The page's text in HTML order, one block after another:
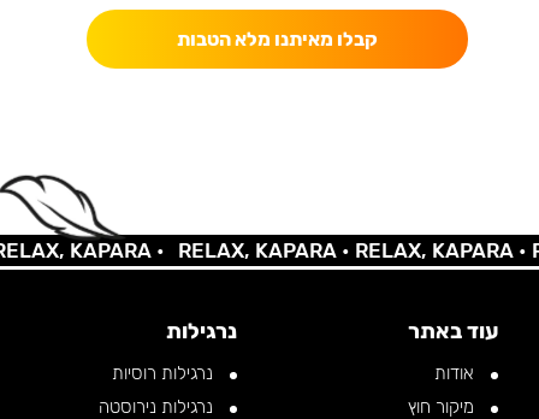
קבלו מאיתנו מלא הטבות
KAPARA • RELAX, KAPARA •RELAX, KAPARA •
עוד באתר
אודות
מיקור חוץ
נרגילות
נרגילות רוסיות
נרגילות נירוסטה